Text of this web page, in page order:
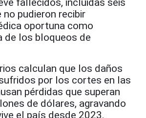
fallecidos, incluidas seis
no pudieron recibir
oportuna como
de los bloqueos de
calculan que los daños
por los cortes en las
pérdidas que superan
de dólares, agravando
el país desde 2023.